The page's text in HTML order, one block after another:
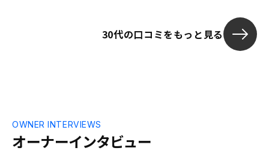
30代の口コミをもっと見る
オーナーインタビュー
OWNER INTERVIEWS